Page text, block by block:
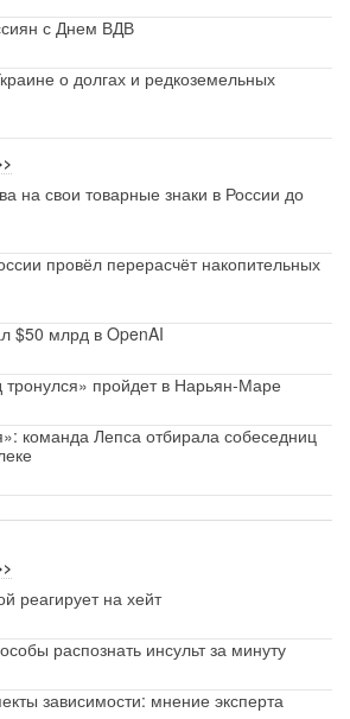
с Днем ВДВ
о долгах и редкоземельных
на свои товарные знаки в России до
провёл перерасчёт накопительных
$50 млрд в OpenAI
пройдет в Нарьян-Маре
команда Лепса отбирала собеседниц
реагирует на хейт
распознать инсульт за минуту
зависимости: мнение эксперта